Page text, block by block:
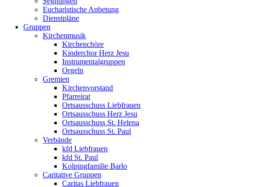
Eucharistische Anbetung
Dienstpläne
Gruppen
Kirchenmusik
Kirchenchöre
Kinderchor Herz Jesu
Instrumentalgruppen
Orgeln
Gremien
Kirchenvorstand
Pfarreirat
Ortsausschuss Liebfrauen
Ortsausschuss Herz Jesu
Ortsausschuss St. Helena
Ortsausschuss St. Paul
Verbände
kfd Liebfrauen
kfd St. Paul
Kolpingfamilie Barlo
Caritative Gruppen
Caritas Liebfrauen